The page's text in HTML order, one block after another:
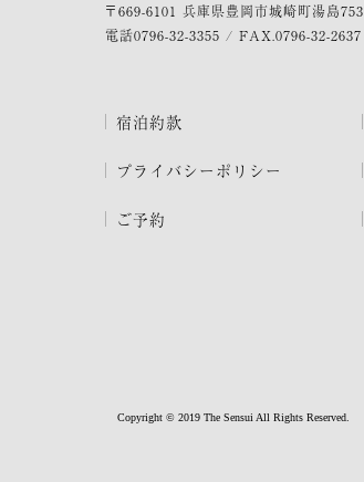
〒669-6101 兵庫県豊岡市城崎町湯島753
電話0796-32-3355 / FAX.0796-32-2637
宿泊約款
プライバシーポリシー
ご予約
Copyright © 2019 The Sensui All Rights Reserved.